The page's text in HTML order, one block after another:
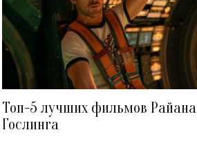
Топ-5 лучших фильмов Райана
Гослинга